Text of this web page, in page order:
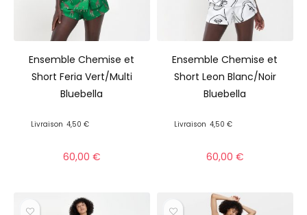
Ensemble Chemise et
Short Feria Vert/Multi
Bluebella
Livraison 4,50 €
60,00 €
Ensemble Chemise et
Short Leon Blanc/Noir
Bluebella
Livraison 4,50 €
60,00 €